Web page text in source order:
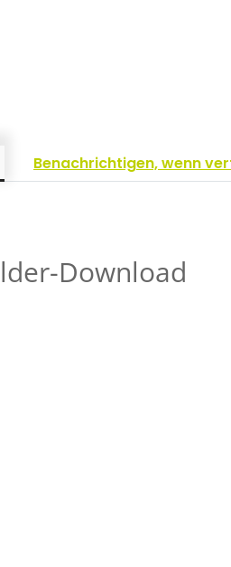
Benachrichtigen, wenn
Download